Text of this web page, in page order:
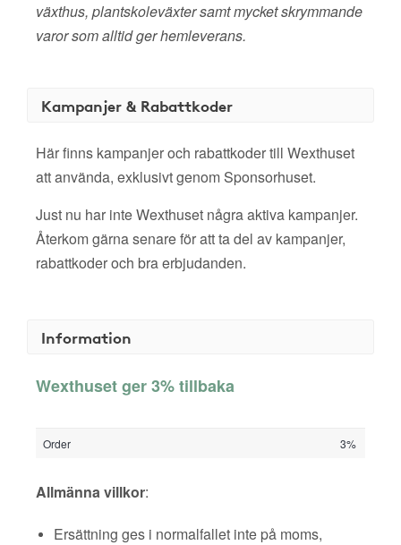
växthus, plantskoleväxter samt mycket skrymmande
varor som alltid ger hemleverans.
Kampanjer & Rabattkoder
Här finns kampanjer och rabattkoder till Wexthuset
att använda, exklusivt genom Sponsorhuset.
Just nu har inte Wexthuset några aktiva kampanjer.
Återkom gärna senare för att ta del av kampanjer,
rabattkoder och bra erbjudanden.
Information
Wexthuset ger 3% tillbaka
Order 3%
Allmänna villkor:
Ersättning ges i normalfallet inte på moms,